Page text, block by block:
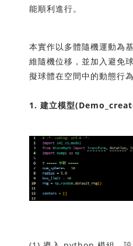
能順利進行。
本實作以多體隨機運動為
維隨機位移，並加入避免
擬球體在空間中的動態行
1. 建立模型